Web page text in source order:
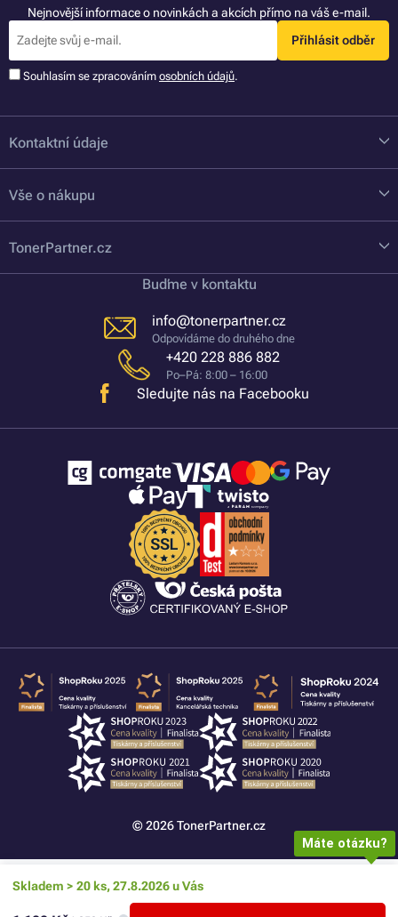
Skladem > 20 ks, 27.8.2026 u Vás
Nejnovější informace o novinkách a akcích přímo na váš e-mail.
Přihlásit odběr
Souhlasím se zpracováním osobních údajů.
Kontaktní údaje
Vše o nákupu
TonerPartner.cz
Buďme v kontaktu
info@tonerpartner.cz
Odpovídáme do druhého dne
+420 228 886 882
Po–Pá: 8:00 – 16:00
Sledujte nás na Facebooku
© 2026 TonerPartner.cz
Máte otázku?